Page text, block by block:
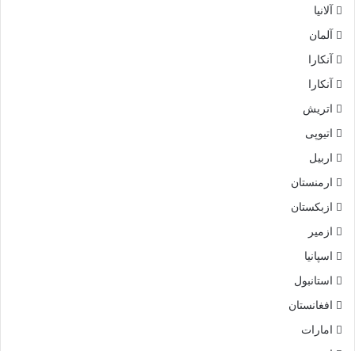
آلانیا
آلمان
آنکارا
آنکارا
اتریش
اتیوپی
اربیل
ارمنستان
ازبکستان
ازمیر
اسپانیا
استانبول
افغانستان
امارات